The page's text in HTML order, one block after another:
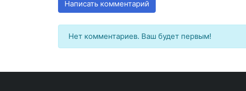
Написать комментарий
Нет комментариев. Ваш будет первым!